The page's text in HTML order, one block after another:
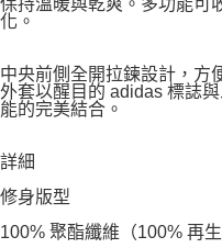
保持溫暖與乾爽。多功能可
化。
中央前側全開拉鍊設計，方
外套以醒目的 adidas 標誌
能的完美結合。
詳細
修身版型
100% 聚酯纖維（100% 再生